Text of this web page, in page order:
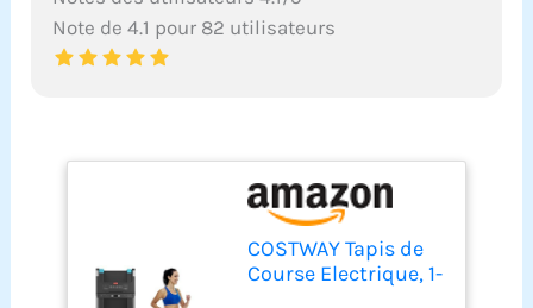
Note de 4.1 pour 82 utilisateurs
COSTWAY Tapis de
Course Electrique, 1-